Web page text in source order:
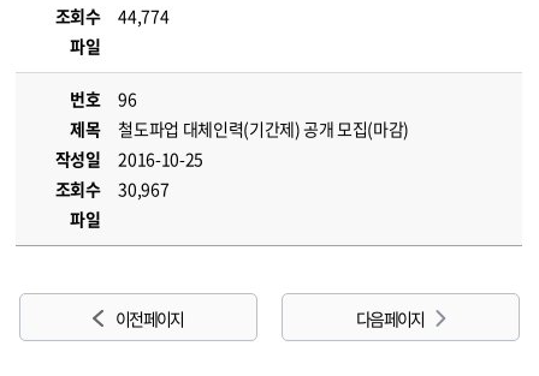
조회수
44,774
파일
번호
96
제목
철도파업 대체인력(기간제) 공개 모집(마감)
작성일
2016-10-25
조회수
30,967
파일
이전 페이지 다음 페이지